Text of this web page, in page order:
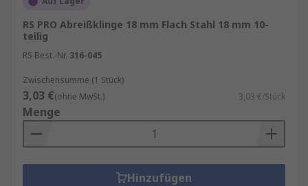
RS PRO Abreißklinge 18 mm Flach Stahl 18 mm 10-
teilig
RS Best.-Nr. 316-045
Zwischensumme (1 Stück)
3,03 €(ohne MwSt.) 3,03 €/Stück
Menge
Hinzufügen